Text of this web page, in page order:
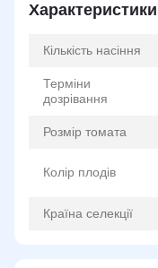
Характеристики
Кількість насіння
Терміни
дозрівання
Розмір томата
Колір плодів
Країна селекції